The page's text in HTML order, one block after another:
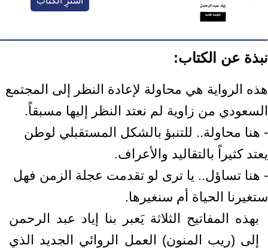
نبذة عن الكتاب:
هذه الرواية هي محاولة لإعادة النظر إلى المجتمع
السعودي من زاوية لم نعتد النظر إليها مسبقاً.
- هنا محاولة.. للتنبؤ بالشكل المستقبلي لوطن
يعتد كثيراً بالتقاليد والأعراف.
- هنا تساؤل.. يا ترى لو تقدمت عجلة الزمن فهل
ستغيرنا الحياة أم سنغيرها.
بهذه المفاتيح الثلاثة يَعبر بنا إياد عبد الرحمن
إلى (ريب المنون) العمل الروائي الجديد الذي